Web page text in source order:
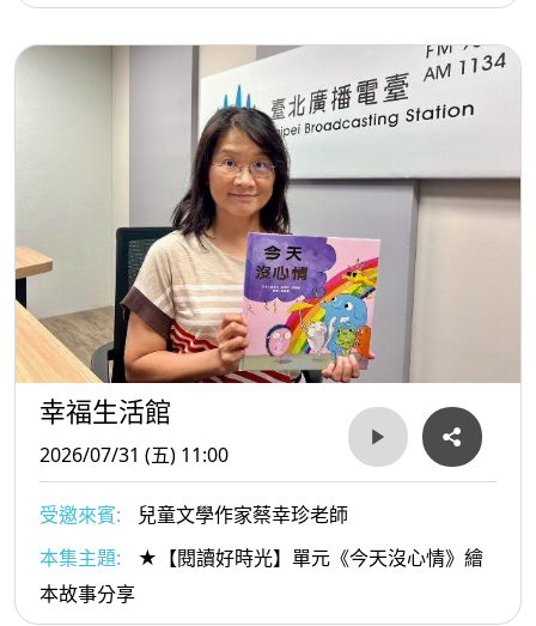
幸福生活館
2026/07/31 (五) 11:00
受邀來賓:
兒童文學作家蔡幸珍老師
本集主題:
★【閱讀好時光】單元《今天沒心情》繪
本故事分享